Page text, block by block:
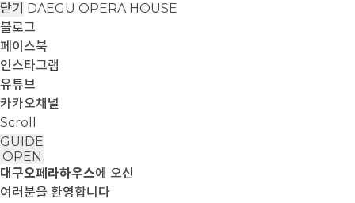
닫기 DAEGU OPERA HOUSE
블로그
페이스북
인스타그램
유튜브
카카오채널
Scroll
GUIDE
OPEN
대구오페라하우스에 오신
여러분을 환영합니다